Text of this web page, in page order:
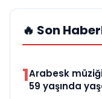
🔥 Son
1Arabesk
59 yaşında